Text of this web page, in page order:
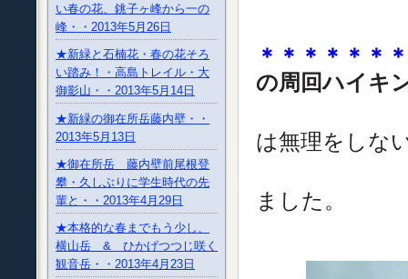
い春の花、銚子ヶ峰から一の
峰・・2013年5月26日
★新緑と石楠花・春の花そろ
い踏み！・高島トレイル・大
御影山・・2013年5月14日
★新緑の御在所岳藤内壁・・
2013年5月13日
★御在所岳 藤内壁前尾根登
攀・久しぶりに学生時代の先
輩と・・2013年4月29日
★本格的な春までもう少し、
横山岳 & ひかげつつじ咲く
観音岳・・2013年4月23日
＊＊＊＊＊＊
の周回ハイキ
は無理をしな
ました。